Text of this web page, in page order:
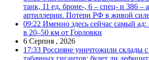
танк, 11 ед. броне-, 6 – спец- и 386 –
артиллерии. Потери РФ в живой
09:22 Именно здесь сейчас самый
в 20–50 км от Горловки
6 Серпня , 2026
17:33 Россияне уничтожили склады
табачных гигантов: будет ли дефицит